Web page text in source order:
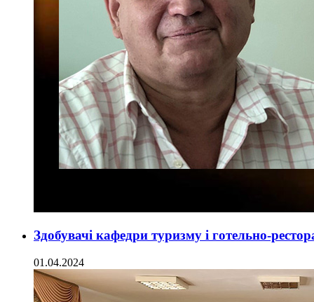
Здобувачі кафедри туризму і готельно-
01.04.2024